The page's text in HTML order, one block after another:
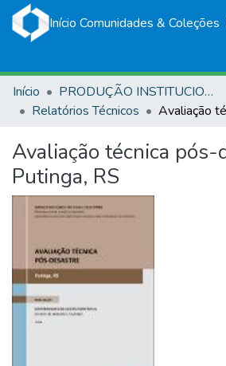
Início Comunidades & Coleções
Início
PRODUÇÃO INSTITUCIONAL
Relatórios Técnicos
Avaliação técnica pós-
Putinga, RS